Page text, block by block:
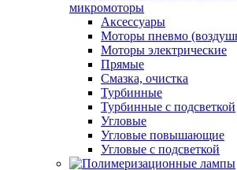
микромоторы
Аксессуары
Моторы пневмо
Моторы электрические
Прямые
Смазка, очистка
Турбинные
Турбинные с подсветкой
Угловые
Угловые повышающие
Угловые с подсветкой